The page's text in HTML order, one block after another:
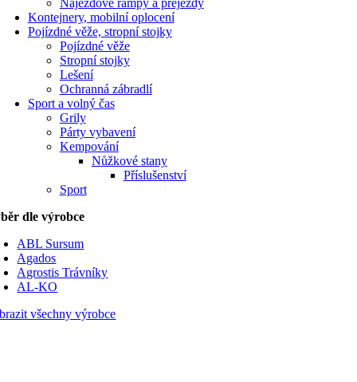
Nájezdové rampy a přejezdy
Kontejnery, mobilní oplocení
Pojízdné věže, stropní stojky
Pojízdné věže
Stropní stojky
Lešení
Ochranná zábradlí
Sport a volný čas
Grily
Párty vybavení
Kempování
Nůžkové stany
Příslušenství
Sport
dle výrobce
ABL Sursum
Agados
Agrostis Trávníky
AL-KO
všechny výrobce